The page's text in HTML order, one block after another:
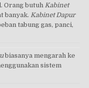
Orang butuh Kabinet
banyak. Kabinet Dapur
tabung gas, panci,
biasanya mengarah ke
sistem